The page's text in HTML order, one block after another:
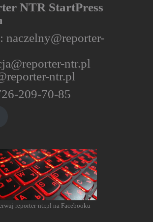
NTR StartPress
naczelny@reporter-
ntr.pl
ntr.pl
209-70-85
reporter-ntr.pl na Facebooku